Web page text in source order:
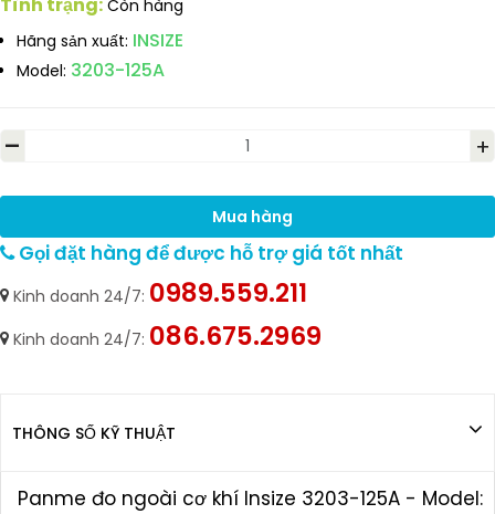
Còn hàng
Hãng sản xuất: INSIZE
Model: 3203-125A
- +
Mua hàng
Gọi đặt hàng để được hỗ trợ giá tốt nhất
Kinh doanh 24/7: 0989.559.211
Kinh doanh 24/7: 086.675.2969
THÔNG SỐ KỸ THUẬT
Panme đo ngoài cơ khí Insize 3203-125A - Model: